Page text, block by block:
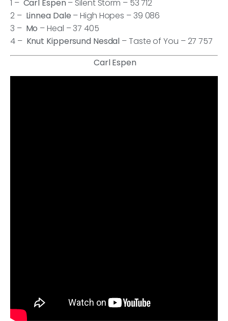
1 – Carl Espen– Silent Storm – 53 712
2 – Linnea Dale – High Hopes – 39 086
3 – Mo – Heal – 37 405
4 – Knut Kippersund Nesdal – Taste of You – 27 757
Carl Espen